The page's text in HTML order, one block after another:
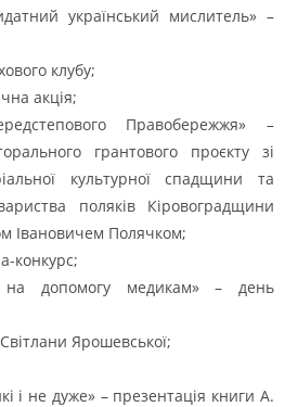
український мислитель» –
клубу;
акція;
Правобережжя» –
грантового проєкту зі
культурної спадщини та
поляків Кіровоградщини
Івановичем Полячком;
конкурс;
на допомогу медикам» – день
Ярошевської;
і не дуже» – презентація книги А.